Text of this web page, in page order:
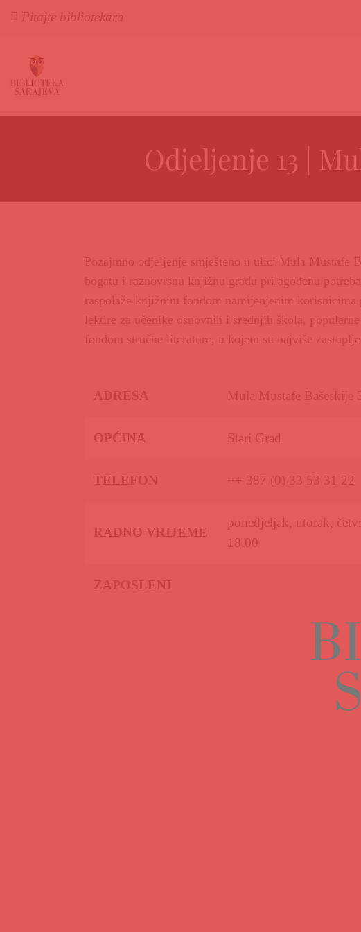
Pitajte bibliotekara
Odjeljenje 13 |
Pozajmno odjeljenje smješteno u ulici Mula Mustafe
bogatu i raznovrsnu knjižnu građu prilagođenu
raspolaže knjižnim fondom namijenjenim korisnicima
lektire za učenike osnovnih i srednjih škola,
fondom stručne literature, u kojem su najviše
ADRESA Mula Mustafe Bašeskije
OPĆINA Stari Grad
TELEFON ++ 387 (0) 33 53 31 22
RADNO VRIJEME
ponedjeljak, utorak,
18.00
ZAPOSLENI